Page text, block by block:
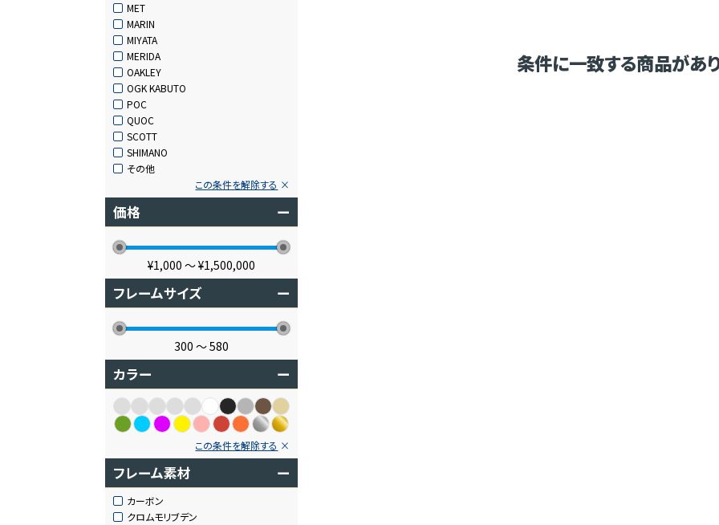
MET
MARIN
MIYATA
MERIDA
OAKLEY
OGK KABUTO
POC
QUOC
SCOTT
SHIMANO
その他
この条件を解除する
価格 ー
¥1,000 〜¥1,500,000
フレームサイズ ー
300 〜580
カラー ー
この条件を解除する
フレーム素材 ー
カーボン
クロムモリブデン
条件に一致する商品があ